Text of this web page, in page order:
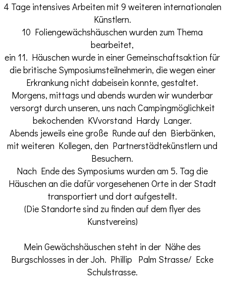
4 Tage intensives Arbeiten mit 9 weiteren internationalen
Künstlern.
10 Foliengewächshäuschen wurden zum Thema
bearbeitet,
ein 11. Häuschen wurde in einer Gemeinschaftsaktion für
die britische Symposiumsteilnehmerin, die wegen einer
Erkrankung nicht dabeisein konnte, gestaltet.
Morgens, mittags und abends wurden wir wunderbar
versorgt durch unseren, uns nach Campingmöglichkeit
bekochenden KVvorstand Hardy Langer.
Abends jeweils eine große Runde auf den Bierbänken,
mit weiteren Kollegen, den Partnerstädtekünstlern und
Besuchern.
Nach Ende des Symposiums wurden am 5. Tag die
Häuschen an die dafür vorgesehenen Orte in der Stadt
transportiert und dort aufgestellt.
(Die Standorte sind zu finden auf dem flyer des
Kunstvereins)
Mein Gewächshäuschen steht in der Nähe des
Burgschlosses in der Joh. Phillip Palm Strasse/ Ecke
Schulstrasse.